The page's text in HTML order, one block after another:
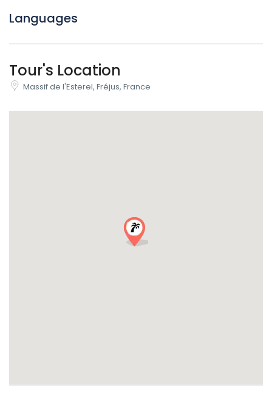
Languages
Tour's Location
Massif de l'Esterel, Fréjus, France